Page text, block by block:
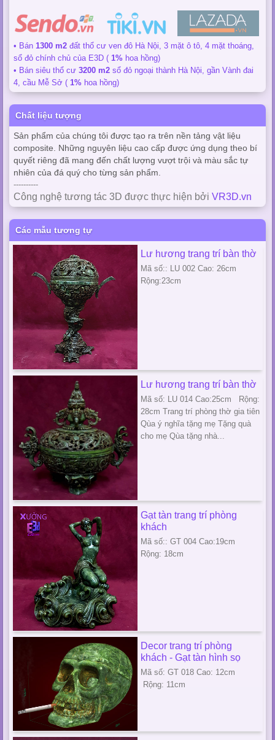
• Bán 1300 m2 đất thổ cư ven đô Hà Nội, 3 mặt ô tô, 4 mặt thoáng,
sổ đỏ chính chủ của E3D ( 1% hoa hồng)
• Bán siêu thổ cư 3200 m2 sổ đỏ ngoại thành Hà Nội, gần Vành đai
4, cầu Mễ Sở ( 1% hoa hồng)
Chất liệu tượng
Sản phẩm của chúng tôi được tạo ra trên nền tảng vật liệu
composite. Những nguyên liệu cao cấp được ứng dụng theo bí
quyết riêng đã mang đến chất lượng vượt trội và màu sắc tự
nhiên của đá quý cho từng sản phẩm.
----------
Công nghệ tương tác 3D được thực hiện bởi VR3D.vn
Các mẫu tương tự
Lư hương trang trí bàn thờ
Mã số:: LU 002 Cao: 26cm
Rộng:23cm
Lư hương trang trí bàn thờ
Mã số: LU 014 Cao:25cm Rộng:
28cm Trang trí phòng thờ gia tiên
Qùa ý nghĩa tặng mẹ Tặng quà
cho mẹ Qùa tặng nhà...
Gạt tàn trang trí phòng
khách
Mã số:: GT 004 Cao:19cm
Rộng: 18cm
Decor trang trí phòng
khách - Gạt tàn hình sọ
Mã số: GT 018 Cao: 12cm
Rộng: 11cm